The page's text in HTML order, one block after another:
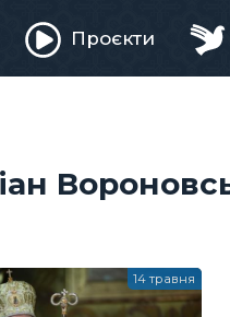
Проєкти
14 травня